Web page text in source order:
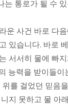
는 통로가 될 수
운 사건 바로 다
있습니다. 바로
서서히 물에 빠지
능력을 받이들이
를 걸었던 믿음
지 못하고 물 아